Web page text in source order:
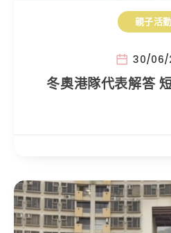
親子活動
30/06/
冬奧港隊代表解答